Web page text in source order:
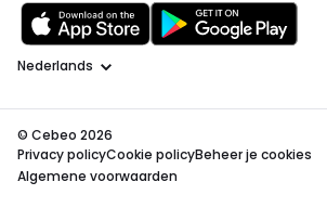
Taal
© Cebeo 2026
Privacy policyCookie policyBeheer je cookies
Algemene voorwaarden